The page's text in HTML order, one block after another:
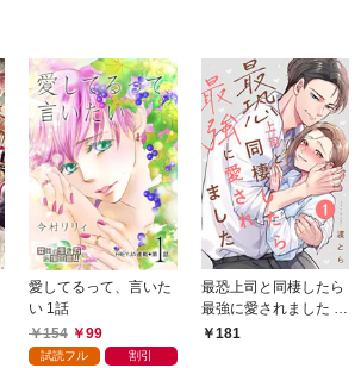
愛してるって、言いた
い 1話
154
99
試読フル 割引
最恐上司と同棲したら
最強に愛されました 1
巻181